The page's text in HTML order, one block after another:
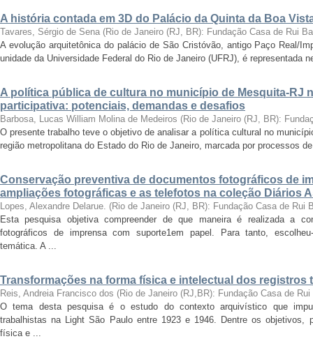
A história contada em 3D do Palácio da Quinta da Boa
Tavares, Sérgio de Sena (Rio de Janeiro (RJ, BR): Fundação Casa de Rui
A evolução arquitetônica do palácio de São Cristóvão, antigo Paço Real/
unidade da Universidade Federal do Rio de Janeiro (UFRJ), é representada
A política pública de cultura no município de Mesquita-RJ
participativa: potenciais, demandas e desafios
Barbosa, Lucas William Molina de Medeiros (Rio de Janeiro (RJ, BR):
O presente trabalho teve o objetivo de analisar a política cultural no
região metropolitana do Estado do Rio de Janeiro, marcada por processos
Conservação preventiva de documentos fotográficos de
ampliações fotográficas e as telefotos na coleção Diários
Lopes, Alexandre Delarue. (Rio de Janeiro (RJ, BR): Fundação Casa de Rui
Esta pesquisa objetiva compreender de que maneira é realizada a
fotográficos de imprensa com suporte1em papel. Para tanto,
temática. A ...
Transformações na forma física e intelectual dos registros
Reis, Andreia Francisco dos (Rio de Janeiro (RJ,BR): Fundação Casa de Rui
O tema desta pesquisa é o estudo do contexto arquivístico que
trabalhistas na Light São Paulo entre 1923 e 1946. Dentre os objetivos,
física e ...